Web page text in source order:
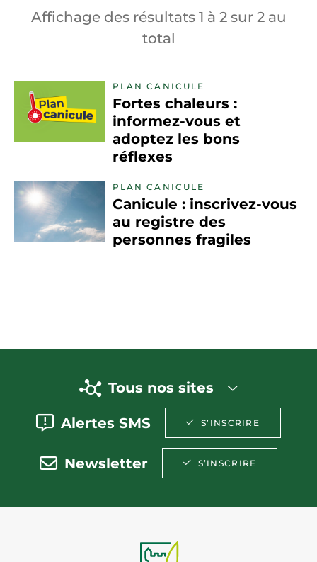
Affichage des résultats 1 à 2sur 2au
total
PLAN CANICULE
Fortes chaleurs :
informez-vous et
adoptez les bons
réflexes
PLAN CANICULE
Canicule : inscrivez-vous
au registre des
personnes fragiles
Tous nos sites
Alertes SMS S’INSCRIRE
Newsletter S’INSCRIRE